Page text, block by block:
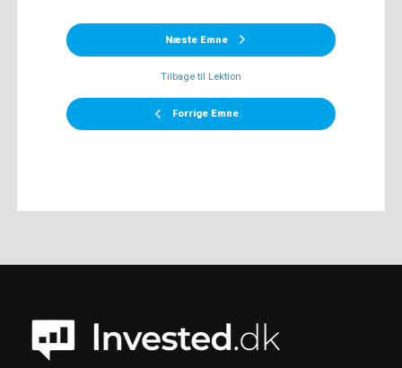
Forrige Emne
Tilbage til Lektion
Næste Emne